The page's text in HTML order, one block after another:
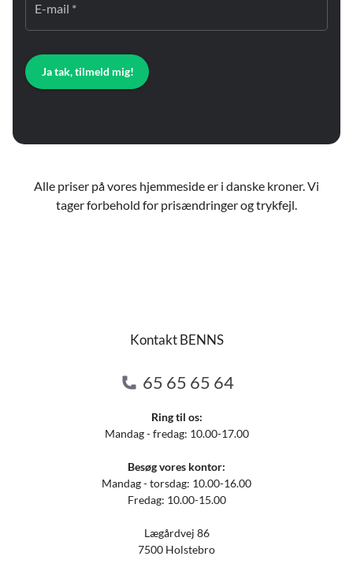
E-mail *
Ja tak, tilmeld mig!
Alle priser på vores hjemmeside er i danske kroner. Vi
tager forbehold for prisændringer og trykfejl.
Kontakt BENNS
65 65 65 64
Ring til os:
Mandag - fredag: 10.00-17.00
Besøg vores kontor:
Mandag - torsdag: 10.00-16.00
Fredag: 10.00-15.00
Lægårdvej 86
7500 Holstebro